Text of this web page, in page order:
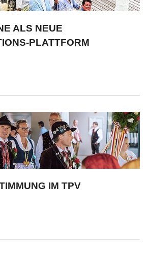
ALS NEUE
PLATTFORM
IM TPV